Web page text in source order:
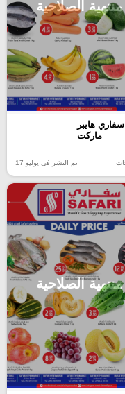
منتهية الصلاحية
سفاري هايبر
ماركت
تم النشر في يوليو 17
منتهية الصلاحية